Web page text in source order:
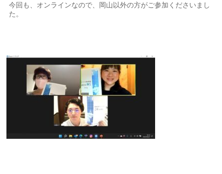
今回も、オンラインなので、岡山以外の方がご参加くださいまし
た。